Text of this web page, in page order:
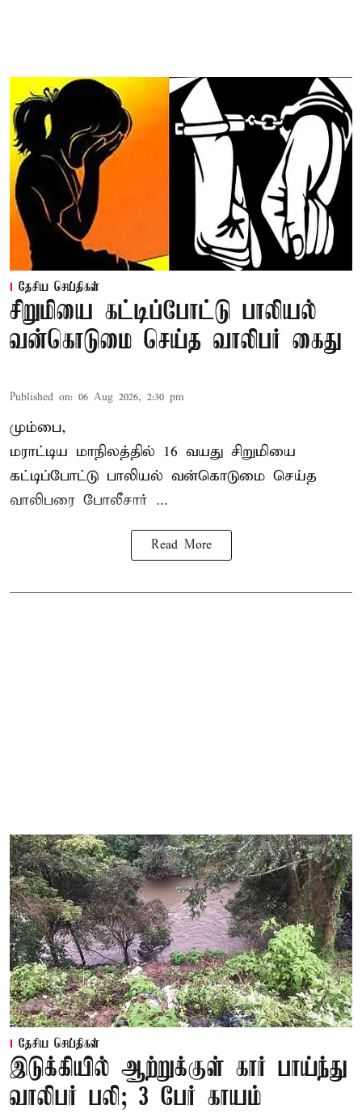
தேசிய செய்திகள்
சிறுமியை கட்டிப்போட்டு பாலியல்
வன்கொடுமை செய்த வாலிபர் கைது
Published on: 06 Aug 2026, 2:30 pm
மும்பை,
மராட்டிய மாநிலத்தில் 16 வயது சிறுமியை
கட்டிப்போட்டு பாலியல் வன்கொடுமை செய்த
வாலிபரை போலீசார் ...
Read More
தேசிய செய்திகள்
இடுக்கியில் ஆற்றுக்குள் கார் பாய்ந்து
வாலிபர் பலி; 3 பேர் காயம்